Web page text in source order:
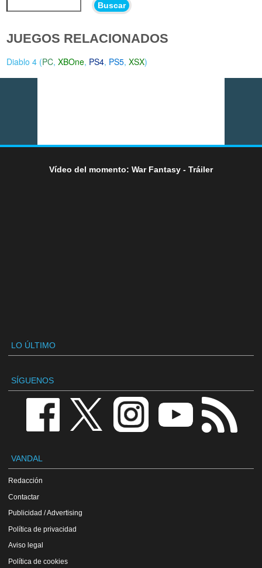
Buscar
JUEGOS RELACIONADOS
Diablo 4 (PC,XBOne, PS4, PS5,XSX)
Vídeo del momento: War Fantasy - Tráiler
LO ÚLTIMO
SÍGUENOS
VANDAL
Redacción
Contactar
Publicidad / Advertising
Política de privacidad
Aviso legal
Política de cookies